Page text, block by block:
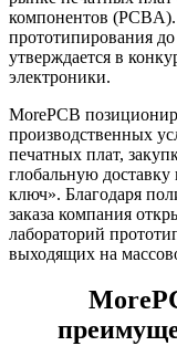
компонентов
прототипирования
утверждается в
электроники.
MorePCB
производственных
печатных плат,
глобальную
ключ». Благодаря
заказа компания
лабораторий
выходящих на